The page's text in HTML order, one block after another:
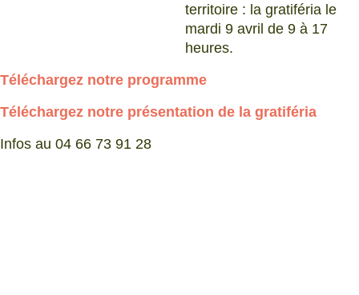
territoire : la gratiféria le
mardi 9 avril de 9 à 17
heures.
Téléchargez notre programme
Téléchargez notre présentation de la gratiféria
Infos au 04 66 73 91 28